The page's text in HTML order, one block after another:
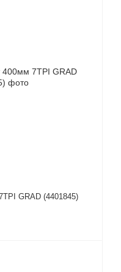
GRAD (4401845)